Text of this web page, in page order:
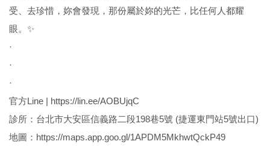
受、去珍惜，妳會發現，那份屬於妳的光芒，比任何人都耀
眼。✨
·
·
·
官方Line | https://lin.ee/AOBUjqC
診所：台北市大安區信義路二段198巷5號 (捷運東門站5號出口)
地圖：https://maps.app.goo.gl/1APDM5MkhwtQckP49